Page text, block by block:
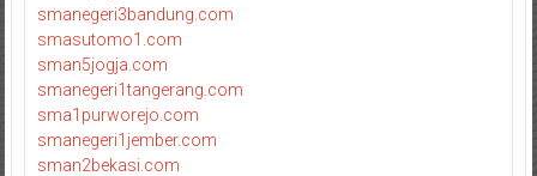
smanegeri3bandung.com
smasutomo1.com
sman5jogja.com
smanegeri1tangerang.com
sma1purworejo.com
smanegeri1jember.com
sman2bekasi.com